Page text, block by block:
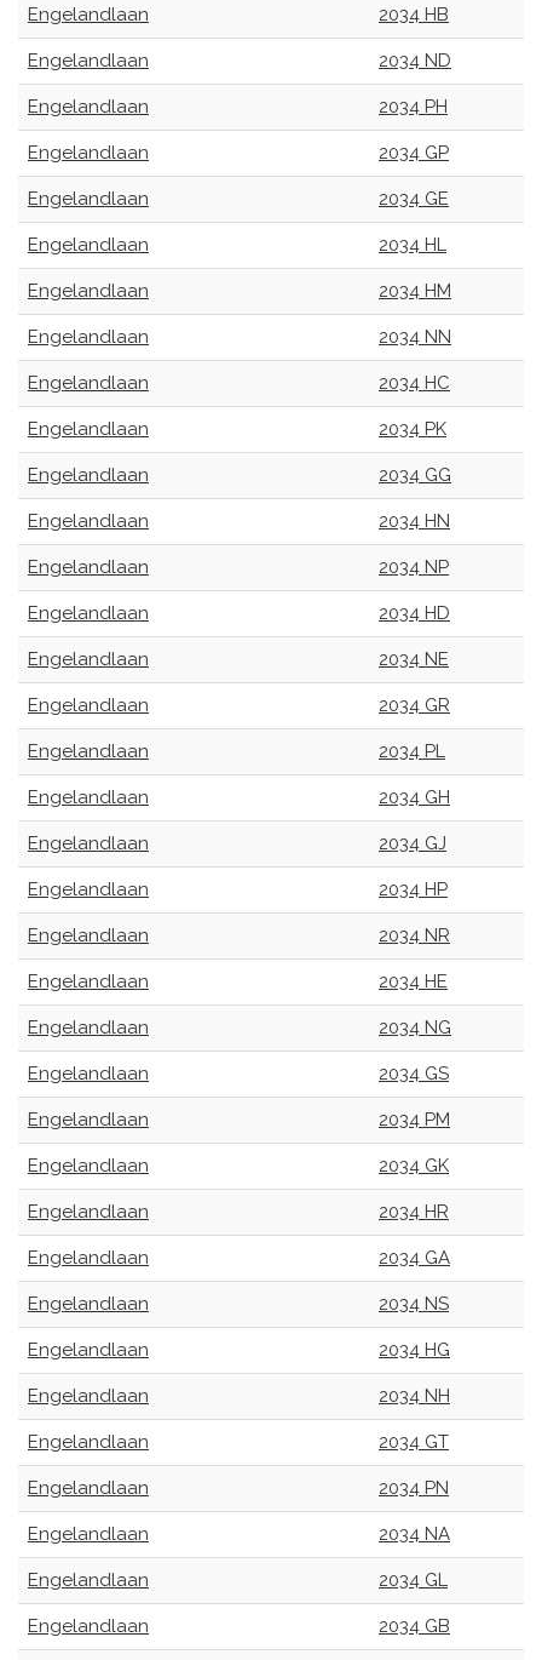
Engelandlaan 2034 HB
Engelandlaan 2034 ND
Engelandlaan 2034 PH
Engelandlaan 2034 GP
Engelandlaan 2034 GE
Engelandlaan 2034 HL
Engelandlaan 2034 HM
Engelandlaan 2034 NN
Engelandlaan 2034 HC
Engelandlaan 2034 PK
Engelandlaan 2034 GG
Engelandlaan 2034 HN
Engelandlaan 2034 NP
Engelandlaan 2034 HD
Engelandlaan 2034 NE
Engelandlaan 2034 GR
Engelandlaan 2034 PL
Engelandlaan 2034 GH
Engelandlaan 2034 GJ
Engelandlaan 2034 HP
Engelandlaan 2034 NR
Engelandlaan 2034 HE
Engelandlaan 2034 NG
Engelandlaan 2034 GS
Engelandlaan 2034 PM
Engelandlaan 2034 GK
Engelandlaan 2034 HR
Engelandlaan 2034 GA
Engelandlaan 2034 NS
Engelandlaan 2034 HG
Engelandlaan 2034 NH
Engelandlaan 2034 GT
Engelandlaan 2034 PN
Engelandlaan 2034 NA
Engelandlaan 2034 GL
Engelandlaan 2034 GB